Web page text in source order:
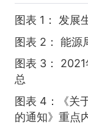
图表 1： 发展
图表 2： 能源
图表 3：
总
图表 4：《关
的通知》重点